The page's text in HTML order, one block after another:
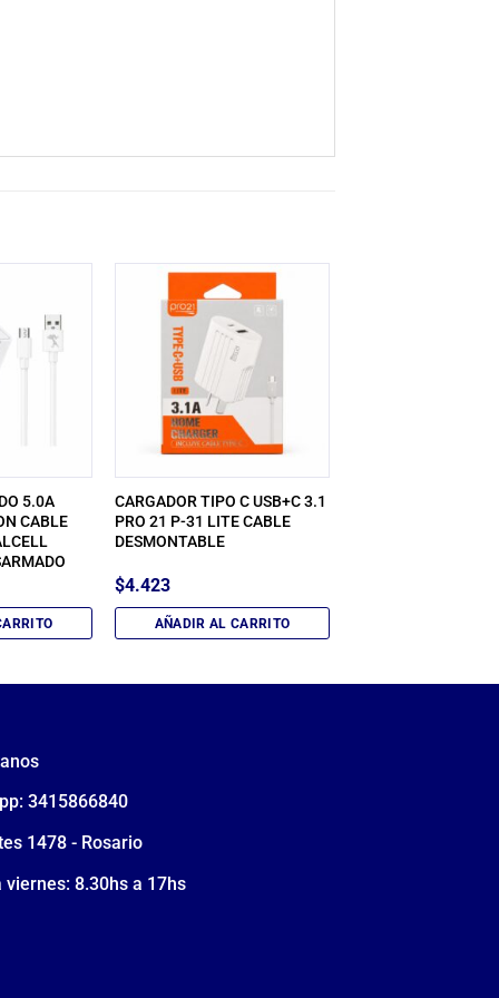
5.0A
CABLE
CARGADOR TIPO C USB+C 3.1
PRO 21 P-31 LITE CABLE
DESMONTABLE
$4.423
AÑADIR AL CARRITO
3415866840
1478 - Rosario
viernes: 8.30hs a 17hs